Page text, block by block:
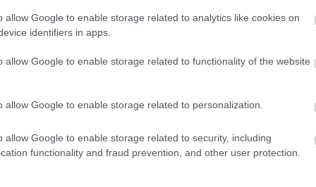
allow Google to enable storage related to analytics like cookies on
identifiers in apps.
allow Google to enable storage related to functionality of the website
allow Google to enable storage related to personalization.
allow Google to enable storage related to security, including
functionality and fraud prevention, and other user protection.
Csaba, Simicska ügyvédje.